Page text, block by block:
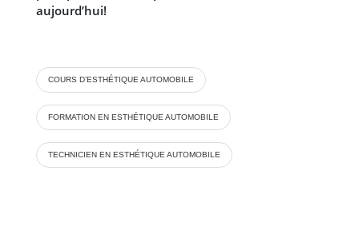
aujourd’hui!
COURS D’ESTHÉTIQUE AUTOMOBILE
FORMATION EN ESTHÉTIQUE AUTOMOBILE
TECHNICIEN EN ESTHÉTIQUE AUTOMOBILE